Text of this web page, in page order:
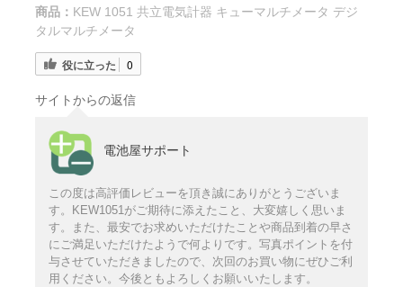
商品： KEW 1051 共立電気計器 キューマルチメータ デジ
タルマルチメータ
役に立った 0
サイトからの返信
電池屋サポート
この度は高評価レビューを頂き誠にありがとうございま
す。KEW1051がご期待に添えたこと、大変嬉しく思いま
す。また、最安でお求めいただけたことや商品到着の早さ
にご満足いただけたようで何よりです。写真ポイントを付
与させていただきましたので、次回のお買い物にぜひご利
用ください。今後ともよろしくお願いいたします。